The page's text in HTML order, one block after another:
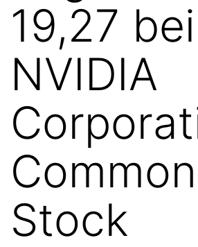
19,27 bei
NVIDIA
Common
Stock